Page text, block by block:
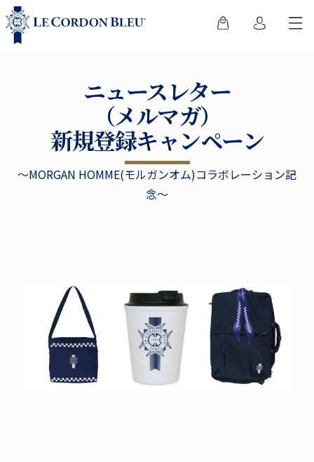
ニュースレター
（メルマガ）
新規登録キャンペーン
〜MORGAN HOMME(モルガンオム)コラボレーション記
念〜